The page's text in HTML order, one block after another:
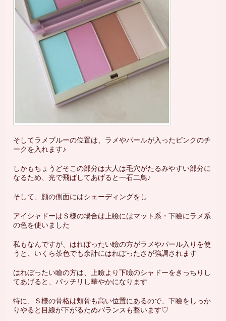
そしてラメブルーの位置は、ラメやパールが入ったピンクのチ
ークを入れます♪
しかもちょうどそこの部分は大人は毛穴がたるみやすい部分に
なるため、光で飛ばしてあげると一石二鳥♪
そして、顔の側面にはシェーディングをし
アイシャドーはＳ様の場合は上瞼にはマット系・下瞼にラメ系
の色を使いました
私もなんですが、はれぼったい瞼の方がラメやパール入りを使
うと、いくら茶色でも余計にはれぼったさが強調されます
はれぼったい瞼の方は、上瞼より下瞼のシャドーをきっちりし
てあげると、パッチリし華やかになります
特に、Ｓ様の骨格は頬骨も高い位置にあるので、下瞼をしっか
りやると目線が下がるためバランスも整います♡